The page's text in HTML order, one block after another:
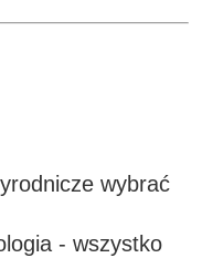
wybrać
- wszystko